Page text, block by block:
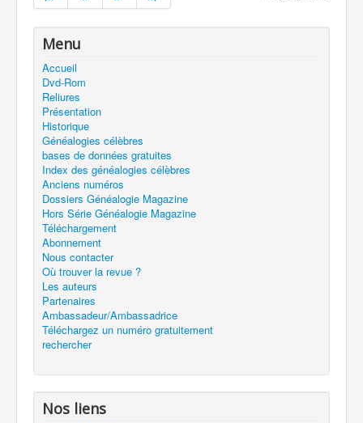
Menu
Accueil
Dvd-Rom
Reliures
Présentation
Historique
Généalogies célèbres
bases de données gratuites
Index des généalogies célèbres
Anciens numéros
Dossiers Généalogie Magazine
Hors Série Généalogie Magazine
Téléchargement
Abonnement
Nous contacter
Où trouver la revue ?
Les auteurs
Partenaires
Ambassadeur/Ambassadrice
Téléchargez un numéro gratuitement
rechercher
Nos liens